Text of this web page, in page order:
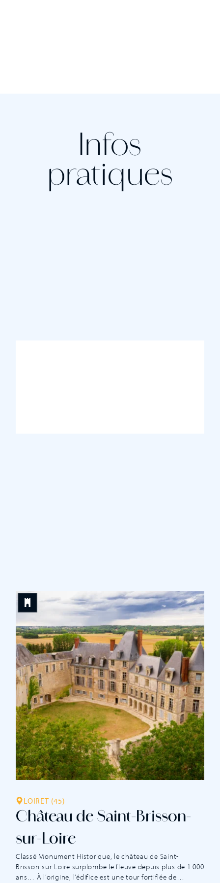
Infos
pratiques
LOIRET (45)
Château de Saint-Brisson-
sur-Loire
Classé Monument Historique, le château de Saint-
Brisson-sur-Loire surplombe le fleuve depuis plus de 1 000
ans… À l’origine, l’édifice est une tour fortifiée de